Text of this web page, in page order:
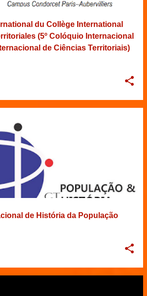
du Collège International
(5º Colóquio Internacional
de Ciências Territoriais)
de História da População